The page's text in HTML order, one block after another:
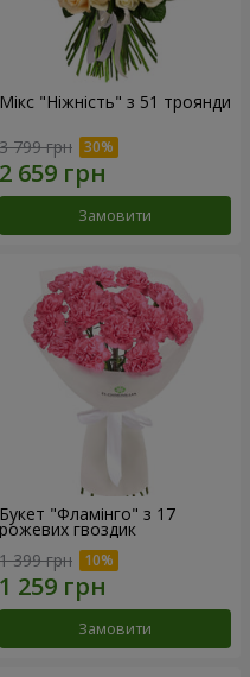
Мікс "Ніжність" з 51 троянди
3 799 грн
Замовити
Букет "Фламінго" з 17
рожевих гвоздик
1 399 грн
Замовити